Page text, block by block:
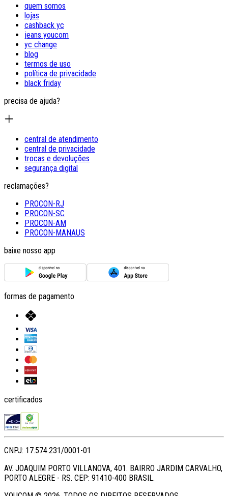
quem somos
lojas
cashback yc
jeans youcom
yc change
blog
termos de uso
política de privacidade
black friday
precisa de ajuda?
central de atendimento
central de privacidade
trocas e devoluções
segurança digital
reclamações?
PROCON-RJ
PROCON-SC
PROCON-AM
PROCON-MANAUS
baixe nosso app
formas de pagamento
certificados
CNPJ: 17.574.231/0001-01
AV. JOAQUIM PORTO VILLANOVA, 401. BAIRRO JARDIM CARVALHO,
PORTO ALEGRE - RS. CEP: 91410-400 BRASIL.